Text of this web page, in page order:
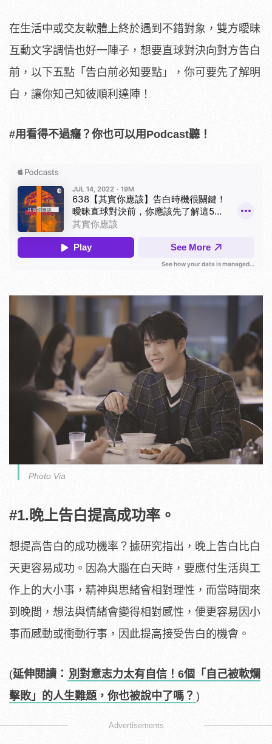
在生活中或交友軟體上終於遇到不錯對象，雙方曖昧
互動文字調情也好一陣子，想要直球對決向對方告白
前，以下五點「告白前必知要點」，你可要先了解明
白，讓你知己知彼順利達陣！
#用看得不過癮？你也可以用Podcast聽！
Photo Via
#1.晚上告白提高成功率。
想提高告白的成功機率？據研究指出，晚上告白比白
天更容易成功。因為大腦在白天時，要應付生活與工
作上的大小事，精神與思緒會相對理性，而當時間來
到晚間，想法與情緒會變得相對感性，便更容易因小
事而感動或衝動行事，因此提高接受告白的機會。
(延伸閱讀： 別對意志力太有自信！6個「自己被軟爛
擊敗」的人生難題，你也被說中了嗎？ )
Advertisements